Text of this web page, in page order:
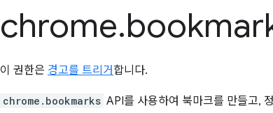
chrome.
이 권한은 경고를 트리거 합니다.
chrome.bookmarks API를 사용하여 북마크를 만들고,